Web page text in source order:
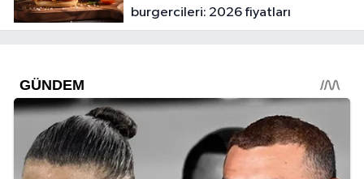
burgercileri: 2026 fiyatları